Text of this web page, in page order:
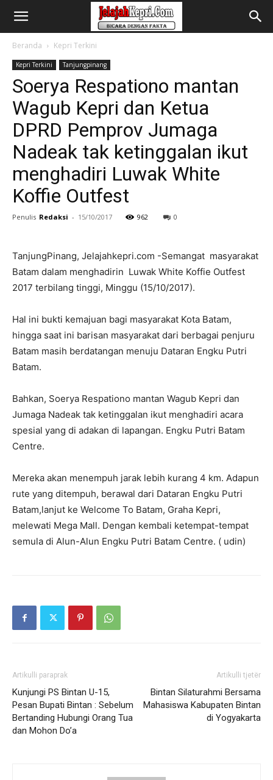
Beranda Kepri Terkini
Kepri Terkini Tanjungpinang
Soerya Respationo mantan
Wagub Kepri dan Ketua
DPRD Pemprov Jumaga
Nadeak tak ketinggalan ikut
menghadiri Luwak White
Koffie Outfest
Penulis Redaksi - 15/10/2017 962 0
TanjungPinang, Jelajahkepri.com -Semangat masyarakat
Batam dalam menghadirin Luwak White Koffie Outfest
2017 terbilang tinggi, Minggu (15/10/2017).
Hal ini bukti kemajuan bagi masyarakat Kota Batam,
hingga saat ini barisan masyarakat dari berbagai penjuru
Batam masih berdatangan menuju Dataran Engku Putri
Batam.
Bahkan, Soerya Respationo mantan Wagub Kepri dan
Jumaga Nadeak tak ketinggalan ikut menghadiri acara
spesial yang di adakan di lapangan. Engku Putri Batam
Centre.
Mereka akan menempuh jarak lebih kurang 4 km. Adapun
rute yang ditempuh, berawal dari Dataran Engku Putri
Batam,lanjut ke Welcome To Batam, Graha Kepri,
melewati Mega Mall. Dengan kembali ketempat-tempat
semula di Alun-Alun Engku Putri Batam Centre. ( udin)
Artikulli paraprak
Kunjungi PS Bintan U-15,
Pesan Bupati Bintan : Sebelum
Bertanding Hubungi Orang Tua
dan Mohon Do’a
Artikulli tjetër
Bintan Silaturahmi Bersama
Mahasiswa Kabupaten Bintan
di Yogyakarta